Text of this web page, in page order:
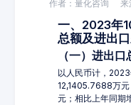
作者：量化咨询 来
一、2023年
总额及进出
（一）进出
以人民币计，
12,1405.7688万
元；相比上年同